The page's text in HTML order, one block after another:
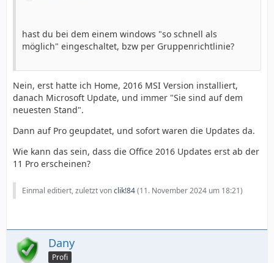
hast du bei dem einem windows "so schnell als
möglich" eingeschaltet, bzw per Gruppenrichtlinie?
Nein, erst hatte ich Home, 2016 MSI Version installiert,
danach Microsoft Update, und immer "Sie sind auf dem
neuesten Stand".
Dann auf Pro geupdatet, und sofort waren die Updates da.
Wie kann das sein, dass die Office 2016 Updates erst ab der
11 Pro erscheinen?
Einmal editiert, zuletzt vonclik!84(11. November 2024 um 18:21)
Dany
Profi